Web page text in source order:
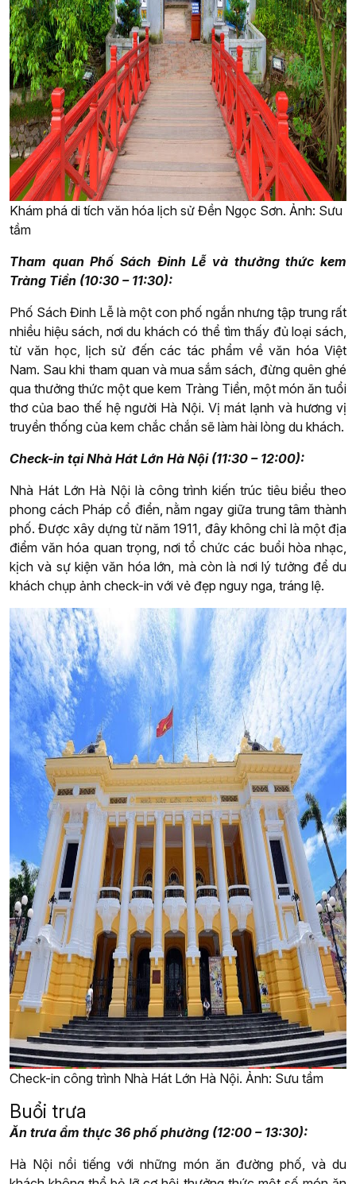
Khám phá di tích văn hóa lịch sử Đền Ngọc Sơn. Ảnh: Sưu
tầm
Tham quan Phố Sách Đinh Lễ và thưởng thức kem
Tràng Tiền (10:30 – 11:30):
Phố Sách Đinh Lễ là một con phố ngắn nhưng tập trung rất
nhiều hiệu sách, nơi du khách có thể tìm thấy đủ loại sách,
từ văn học, lịch sử đến các tác phẩm về văn hóa Việt
Nam. Sau khi tham quan và mua sắm sách, đừng quên ghé
qua thưởng thức một que kem Tràng Tiền, một món ăn tuổi
thơ của bao thế hệ người Hà Nội. Vị mát lạnh và hương vị
truyền thống của kem chắc chắn sẽ làm hài lòng du khách.
Check-in tại Nhà Hát Lớn Hà Nội (11:30 – 12:00):
Nhà Hát Lớn Hà Nội là công trình kiến trúc tiêu biểu theo
phong cách Pháp cổ điển, nằm ngay giữa trung tâm thành
phố. Được xây dựng từ năm 1911, đây không chỉ là một địa
điểm văn hóa quan trọng, nơi tổ chức các buổi hòa nhạc,
kịch và sự kiện văn hóa lớn, mà còn là nơi lý tưởng để du
khách chụp ảnh check-in với vẻ đẹp nguy nga, tráng lệ.
Check-in công trình Nhà Hát Lớn Hà Nội. Ảnh: Sưu tầm
Buổi trưa
Ăn trưa ẩm thực 36 phố phường (12:00 – 13:30):
Hà Nội nổi tiếng với những món ăn đường phố, và du